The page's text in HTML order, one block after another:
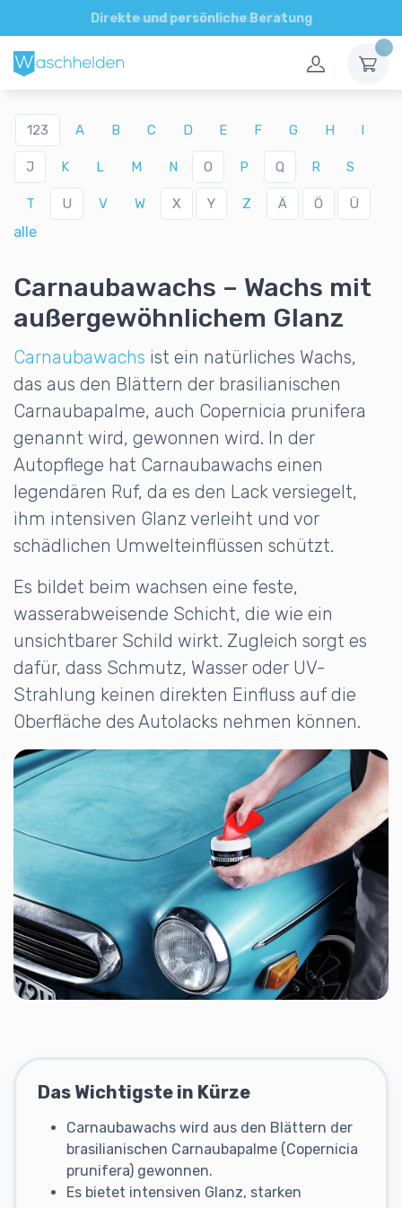
Direkte und persönliche Beratung
123 A B C D E F G H
J K L M N O P Q R S
T U V W X Y Z Ä Ö Ü
alle
Carnaubawachs – Wachs mit
außergewöhnlichem Glanz
Carnaubawachs ist ein natürliches Wachs,
das aus den Blättern der brasilianischen
Carnaubapalme, auch Copernicia prunifera
genannt wird, gewonnen wird. In der
Autopflege hat Carnaubawachs einen
legendären Ruf, da es den Lack versiegelt,
ihm intensiven Glanz verleiht und vor
schädlichen Umwelteinflüssen schützt.
Es bildet beim wachsen eine feste,
wasserabweisende Schicht, die wie ein
unsichtbarer Schild wirkt. Zugleich sorgt es
dafür, dass Schmutz, Wasser oder UV-
Strahlung keinen direkten Einfluss auf die
Oberfläche des Autolacks nehmen können.
Das Wichtigste in Kürze
Carnaubawachs wird aus den Blättern der
brasilianischen Carnaubapalme (Copernicia
prunifera) gewonnen.
Es bietet intensiven Glanz, starken